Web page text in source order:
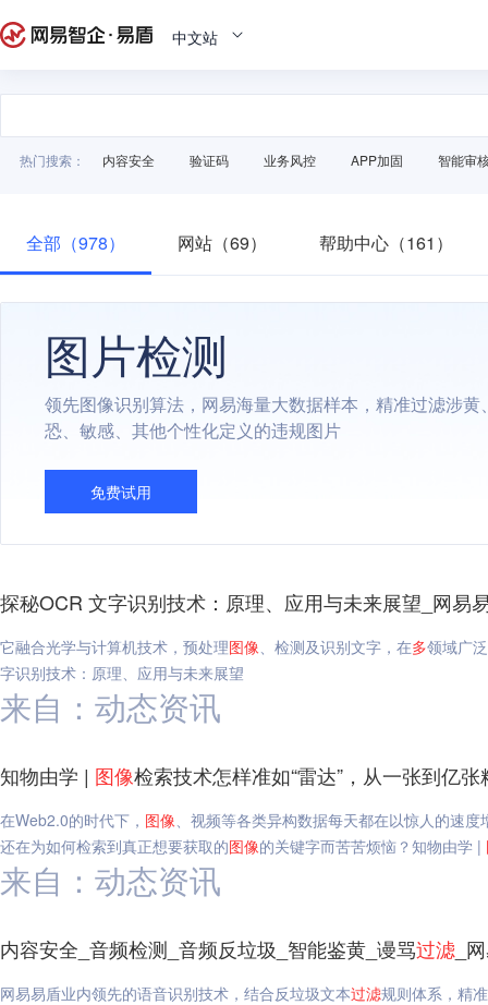
中文站
热门搜索： 内容安全 验证码 业务风控 APP加固 智能审
全部（978） 网站（69） 帮助中心（161）
图片检测
领先图像识别算法，网易海量大数据样本，精准过滤涉黄
恐、敏感、其他个性化定义的违规图片
免费试用
探秘OCR 文字识别技术：原理、应用与未来展望_网易
它融合光学与计算机技术，预处理图像、检测及识别文字，在多领域广
字识别技术：原理、应用与未来展望
来自：动态资讯
知物由学 | 图像检索技术怎样准如“雷达”，从一张到亿
在Web2.0的时代下， 图像、视频等各类异构数据每天都在以惊人的速
还在为如何检索到真正想要获取的图像的关键字而苦苦烦恼？知物由学 |
来自：动态资讯
内容安全_音频检测_音频反垃圾_智能鉴黄_谩骂过滤 _
网易易盾业内领先的语音识别技术，结合反垃圾文本过滤规则体系，精